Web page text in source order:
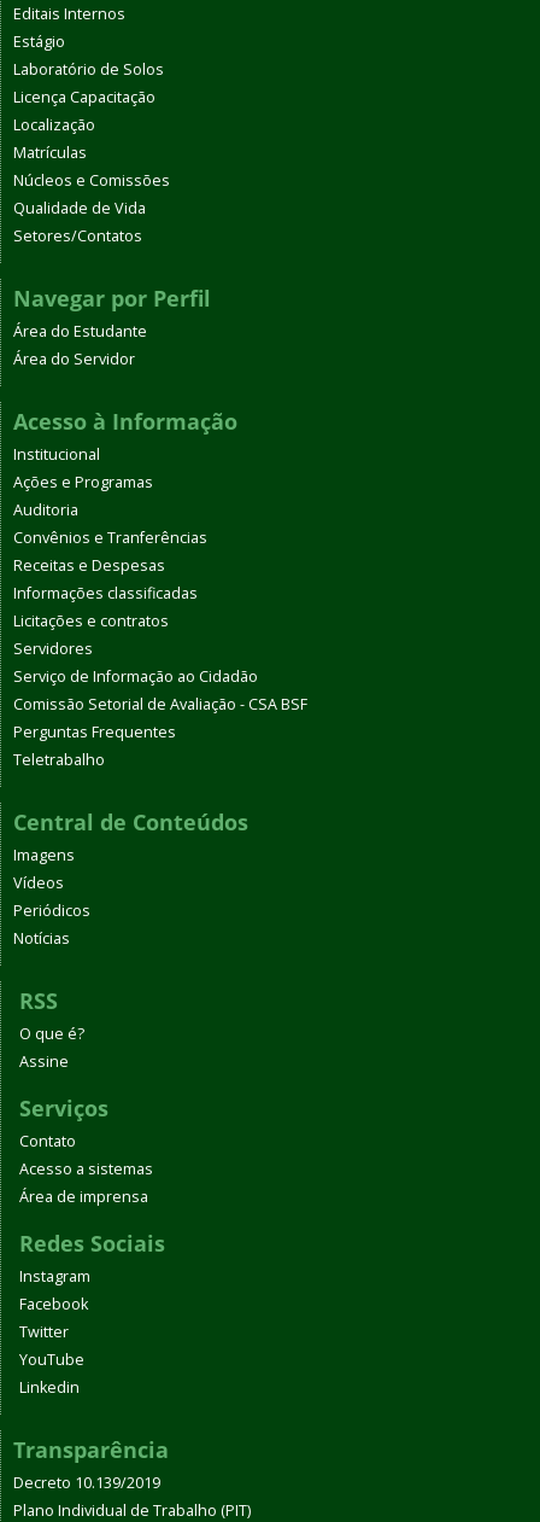
Editais Internos
Estágio
Laboratório de Solos
Licença Capacitação
Localização
Matrículas
Núcleos e Comissões
Qualidade de Vida
Setores/Contatos
Navegar por Perfil
Área do Estudante
Área do Servidor
Acesso à Informação
Institucional
Ações e Programas
Auditoria
Convênios e Tranferências
Receitas e Despesas
Informações classificadas
Licitações e contratos
Servidores
Serviço de Informação ao Cidadão
Comissão Setorial de Avaliação - CSA BSF
Perguntas Frequentes
Teletrabalho
Central de Conteúdos
Imagens
Vídeos
Periódicos
Notícias
RSS
O que é?
Assine
Serviços
Contato
Acesso a sistemas
Área de imprensa
Redes Sociais
Instagram
Facebook
Twitter
YouTube
Linkedin
Transparência
Decreto 10.139/2019
Plano Individual de Trabalho (PIT)